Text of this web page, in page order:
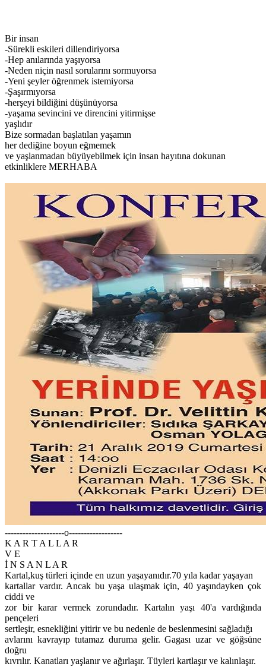
Bir insan
-Sürekli eskileri dillendiriyorsa
-Hep anılarında yaşıyorsa
-Neden niçin nasıl sorularını sormuyorsa
-Yeni şeyler öğrenmek istemiyorsa
-Şaşırmıyorsa
-herşeyi bildiğini düşünüyorsa
-yaşama sevincini ve direncini yitirmişse
yaşlıdır
Bize sormadan başlatılan yaşamın
her dediğine boyun eğmemek
ve yaşlanmadan büyüyebilmek için insan hayıtına dokunan
etkinliklere MERHABA
--------------------o------------------
K A R T A L L A R
V E
İ N S A N L A R
Kartal,kuş türleri içinde en uzun yaşayanıdır.70 yıla kadar yaşayan
kartallar vardır. Ancak bu yaşa ulaşmak için, 40 yaşındayken çok
ciddi ve
zor bir karar vermek zorundadır. Kartalın yaşı 40'a vardığında
pençeleri
sertleşir, esnekliğini yitirir ve bu nedenle de beslenmesini sağladığı
avlarını kavrayıp tutamaz duruma gelir. Gagası uzar ve göğsüne
doğru
kıvrılır. Kanatları yaşlanır ve ağırlaşır. Tüyleri kartlaşır ve kalınlaşır.